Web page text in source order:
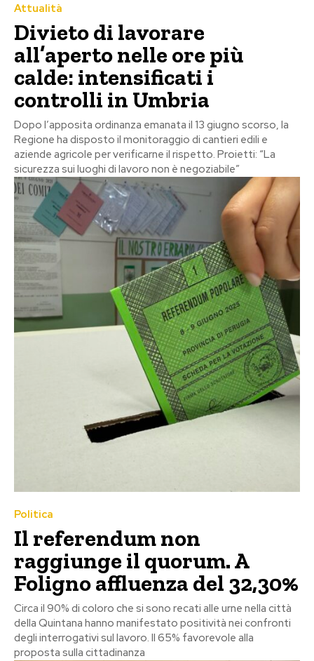
Attualità
Divieto di lavorare
all’aperto nelle ore più
calde: intensificati i
controlli in Umbria
Dopo l’apposita ordinanza emanata il 13 giugno scorso, la
Regione ha disposto il monitoraggio di cantieri edili e
aziende agricole per verificarne il rispetto. Proietti: “La
sicurezza sui luoghi di lavoro non è negoziabile”
Politica
Il referendum non
raggiunge il quorum. A
Foligno affluenza del 32,30%
Circa il 90% di coloro che si sono recati alle urne nella città
della Quintana hanno manifestato positività nei confronti
degli interrogativi sul lavoro. Il 65% favorevole alla
proposta sulla cittadinanza